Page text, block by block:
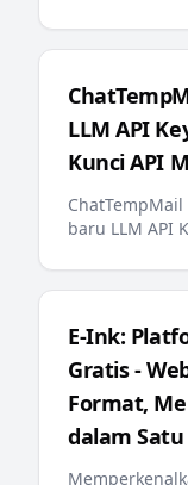
multibahasa,
sementara
kepada
LLM API
Kunci API
baru LLM API
kueri saldo,
E-Ink:
Gratis -
Format,
dalam Satu